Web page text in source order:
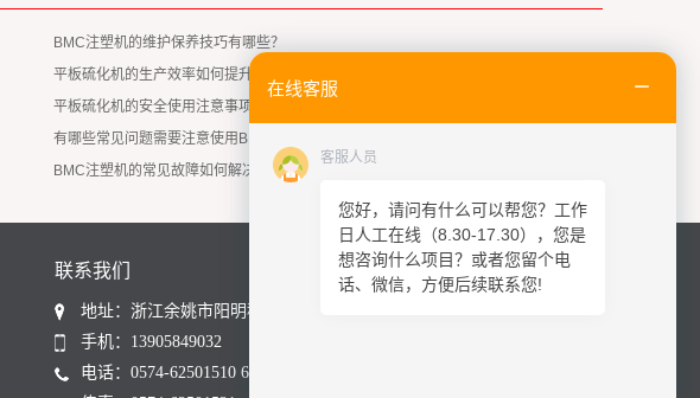
BMC注塑机的维护保养技巧有哪些？
平板硫化机的生产效率如何提升？
平板硫化机的安全使用注意事项有哪些？
有哪些常见问题需要注意使用BMC注塑机？
BMC注塑机的常见故障如何解决？
联系我们
地址：浙江余姚市阳明科技园舜科路28号
手机：13905849032
电话：0574-62501510 62501590
在线客服
客服人员
您好，请问有什么可以帮您？工作
日人工在线（8.30-17.30），您是
想咨询什么项目？或者您留个电
话、微信，方便后续联系您!